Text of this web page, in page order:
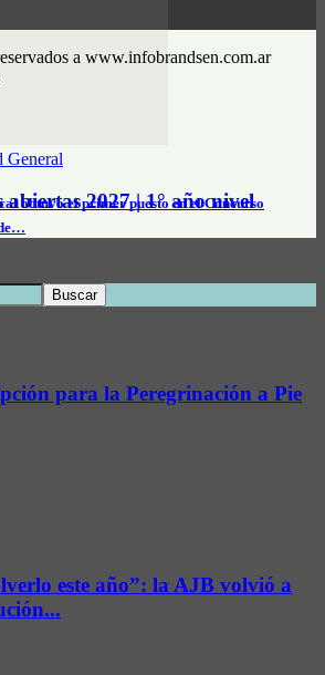
General
obtuvo el primer puesto en el Concurso
a www.infobrandsen.com.ar
2027 | 1° año nivel
para la Peregrinación a Pie
este año”: la AJB volvió a